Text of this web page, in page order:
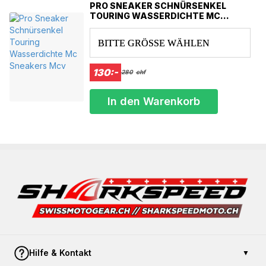
108
102
2XL
114
106
3XL
114
4XL
5XL
127
PRO SNEAKER SCHNÜRSENKEL
TOURING WASSERDICHTE MC
SNEAKERS MCV
BITTE GRÖSSE WÄHLEN
130:- 280 chf
In den Warenkorb
Hilfe & Kontakt ▼